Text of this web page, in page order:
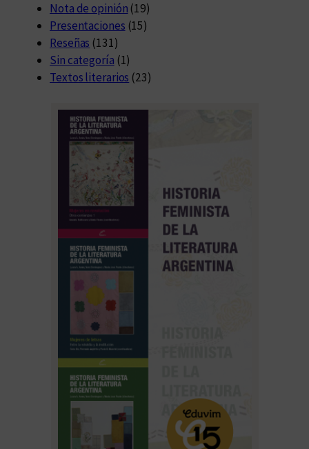
Nota de opinión (19)
Presentaciones (15)
Reseñas (131)
Sin categoría (1)
Textos literarios (23)